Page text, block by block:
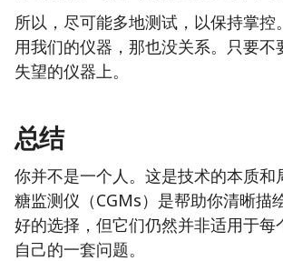
所以，尽可能多地测试，以保持掌控
用我们的仪器，那也没关系。只要不
失望的仪器上。
总结
你并不是一个人。这是技术的本质和
糖监测仪（CGMs）是帮助你清晰描
好的选择，但它们仍然并非适用于每
自己的一套问题。